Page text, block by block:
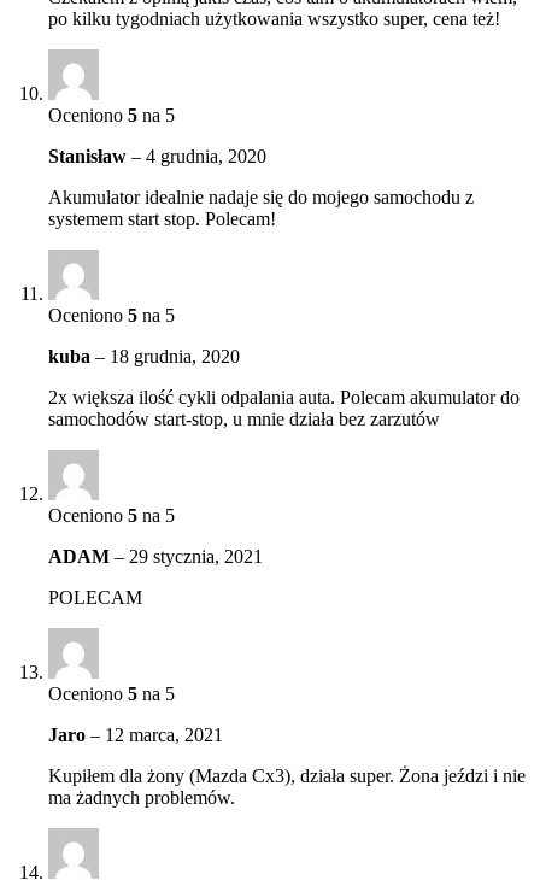
po kilku tygodniach użytkowania wszystko super, cena też!
Oceniono 5 na 5
Stanisław – 4 grudnia, 2020
Akumulator idealnie nadaje się do mojego samochodu z
systemem start stop. Polecam!
Oceniono 5 na 5
kuba – 18 grudnia, 2020
2x większa ilość cykli odpalania auta. Polecam akumulator do
samochodów start-stop, u mnie działa bez zarzutów
Oceniono 5 na 5
ADAM – 29 stycznia, 2021
POLECAM
Oceniono 5 na 5
Jaro – 12 marca, 2021
Kupiłem dla żony (Mazda Cx3), działa super. Żona jeździ i nie
ma żadnych problemów.